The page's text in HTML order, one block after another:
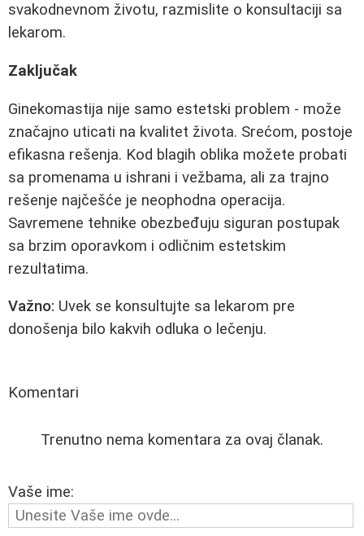
svakodnevnom životu, razmislite o konsultaciji sa
lekarom.
Zaključak
Ginekomastija nije samo estetski problem - može
značajno uticati na kvalitet života. Srećom, postoje
efikasna rešenja. Kod blagih oblika možete probati
sa promenama u ishrani i vežbama, ali za trajno
rešenje najčešće je neophodna operacija.
Savremene tehnike obezbeđuju siguran postupak
sa brzim oporavkom i odličnim estetskim
rezultatima.
Važno: Uvek se konsultujte sa lekarom pre
donošenja bilo kakvih odluka o lečenju.
Komentari
Trenutno nema komentara za ovaj članak.
Vaše ime: